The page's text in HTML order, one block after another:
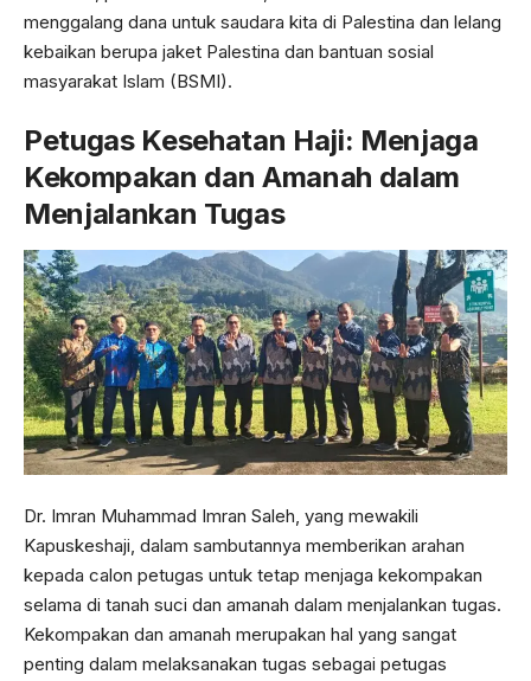
menggalang dana untuk saudara kita di Palestina dan lelang
kebaikan berupa jaket Palestina dan bantuan sosial
masyarakat Islam (BSMI).
Petugas Kesehatan Haji: Menjaga
Kekompakan dan Amanah dalam
Menjalankan Tugas
Dr. Imran Muhammad Imran Saleh, yang mewakili
Kapuskeshaji, dalam sambutannya memberikan arahan
kepada calon petugas untuk tetap menjaga kekompakan
selama di tanah suci dan amanah dalam menjalankan tugas.
Kekompakan dan amanah merupakan hal yang sangat
penting dalam melaksanakan tugas sebagai petugas